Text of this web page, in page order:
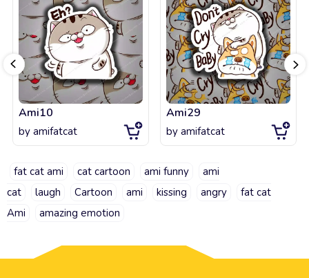
Ami10
by amifatcat
Ami29
by amifatcat
fat cat ami cat cartoon ami funny
ami
cat
laugh Cartoon ami kissing angry
fat cat
Ami
amazing emotion